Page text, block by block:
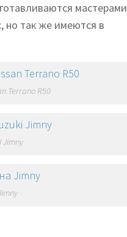
мастерами
но так же имеются в
R50